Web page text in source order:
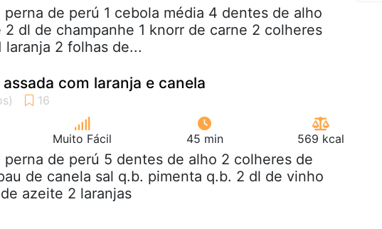
perna de perú 1 cebola média 4 dentes de alho
2 dl de champanhe 1 knorr de carne 2 colheres
laranja 2 folhas de...
com laranja e canela
Muito Fácil 45 min 569 kcal
perna de perú 5 dentes de alho 2 colheres de
de canela sal q.b. pimenta q.b. 2 dl de vinho
azeite 2 laranjas